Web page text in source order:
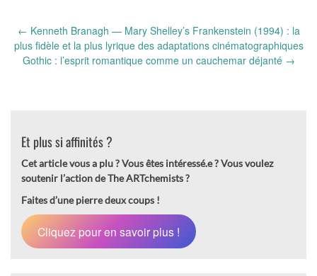
Post
navigation
← Kenneth Branagh — Mary Shelley’s Frankenstein (1994) : la
plus fidèle et la plus lyrique des adaptations cinématographiques
Gothic : l’esprit romantique comme un cauchemar déjanté →
Et plus si affinités ?
Cet article vous a plu ? Vous êtes intéressé.e ?Vous voulez
soutenir l’action de The ARTchemists ?
Faites d’une pierre deux coups !
Cliquez pour en savoir plus !